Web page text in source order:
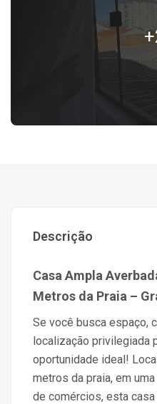
Descrição
Casa Ampla
Metros da Praia –
Se você busca espaço,
localização privilegiada
oportunidade ideal!
metros da praia, em
de comércios, esta